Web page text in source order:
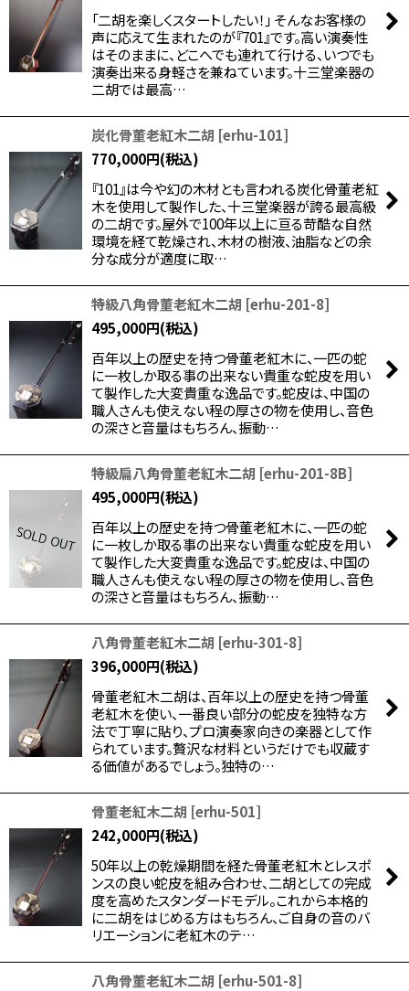
「二胡を楽しくスタートしたい！」 そんなお客様の
声に応えて生まれたのが『701』です。高い演奏性
はそのままに、どこへでも連れて行ける、いつでも
演奏出来る身軽さを兼ねています。十三堂楽器の
二胡では最高…
炭化骨董老紅木二胡 [erhu-101]
770,000円(税込)
『101』は今や幻の木材とも言われる炭化骨董老紅
木を使用して製作した、十三堂楽器が誇る最高級
の二胡です。屋外で100年以上に亘る苛酷な自然
環境を経て乾燥され、木材の樹液、油脂などの余
分な成分が適度に取…
特級八角骨董老紅木二胡 [erhu-201-8]
495,000円(税込)
百年以上の歴史を持つ骨董老紅木に、一匹の蛇
に一枚しか取る事の出来ない貴重な蛇皮を用い
て製作した大変貴重な逸品です。蛇皮は、中国の
職人さんも使えない程の厚さの物を使用し、音色
の深さと音量はもちろん、振動…
特級扁八角骨董老紅木二胡 [erhu-201-8B]
495,000円(税込)
百年以上の歴史を持つ骨董老紅木に、一匹の蛇
に一枚しか取る事の出来ない貴重な蛇皮を用い
て製作した大変貴重な逸品です。蛇皮は、中国の
職人さんも使えない程の厚さの物を使用し、音色
の深さと音量はもちろん、振動…
八角骨董老紅木二胡 [erhu-301-8]
396,000円(税込)
骨董老紅木二胡は、百年以上の歴史を持つ骨董
老紅木を使い、一番良い部分の蛇皮を独特な方
法で丁寧に貼り、プロ演奏家向きの楽器として作
られています。贅沢な材料というだけでも収蔵す
る価値があるでしょう。独特の…
骨董老紅木二胡 [erhu-501]
242,000円(税込)
50年以上の乾燥期間を経た骨董老紅木とレスポ
ンスの良い蛇皮を組み合わせ、二胡としての完成
度を高めたスタンダードモデル。これから本格的
に二胡をはじめる方はもちろん、ご自身の音のバ
リエーションに老紅木のテ…
八角骨董老紅木二胡 [erhu-501-8]